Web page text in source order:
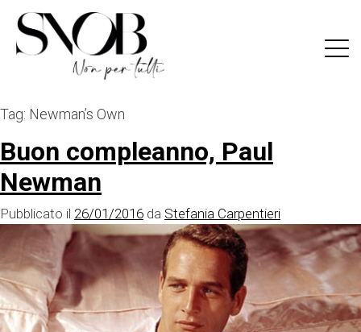
content
Tag: Newman’s Own
Buon compleanno, Paul
Newman
Pubblicato il 26/01/2016 da Stefania Carpentieri